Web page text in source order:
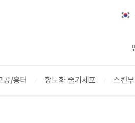
简体
공/흉터 항노화 줄기세포 스킨